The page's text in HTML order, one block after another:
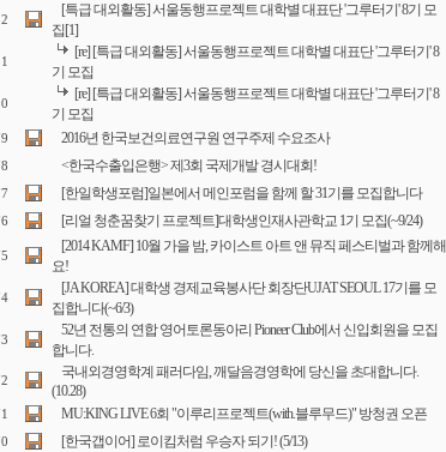
[특급 대외활동] 서울동행프로젝트 대학별 대표단 '그루터기' 8기 모
집 [1]
[re] [특급 대외활동] 서울동행프로젝트 대학별 대표단 '그루터기' 8
기 모집
[re] [특급 대외활동] 서울동행프로젝트 대학별 대표단 '그루터기' 8
기 모집
2016년 한국보건의료연구원 연구주제 수요조사
<한국수출입은행> 제3회 국제개발 경시대회!
[한일학생포럼]일본에서 메인포럼을 함께 할 31기를 모집합니다
[리얼 청춘꿈찾기 프로젝트]대학생인재사관학교 1기 모집(~9/24)
[2014 KAMF] 10월 가을 밤, 카이스트 아트 앤 뮤직 페스티벌과 함께해
요!
[JA KOREA] 대학생 경제교육봉사단 회장단UJAT SEOUL 17기를 모
집합니다(~6/3)
52년 전통의 연합 영어토론동아리 Pioneer Club에서 신입회원을 모집
합니다.
국내외경영학계 패러다임, 깨달음경영학에 당신을 초대합니다.
(10.28)
MU:KING LIVE 6회 "이루리프로젝트(with.블루무드)" 방청권 오픈
[한국갭이어] 로이킴처럼 우승자 되기! (5/13)